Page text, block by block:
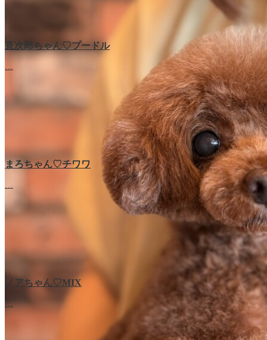
直次郎ちゃん♡プードル
まろちゃん♡チワワ
ノアちゃん♡‬MIX
…